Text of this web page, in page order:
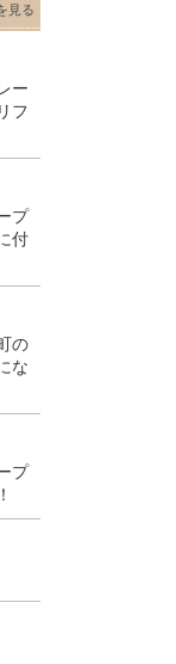
見る
ー
フ
プ
付
の
な
プ